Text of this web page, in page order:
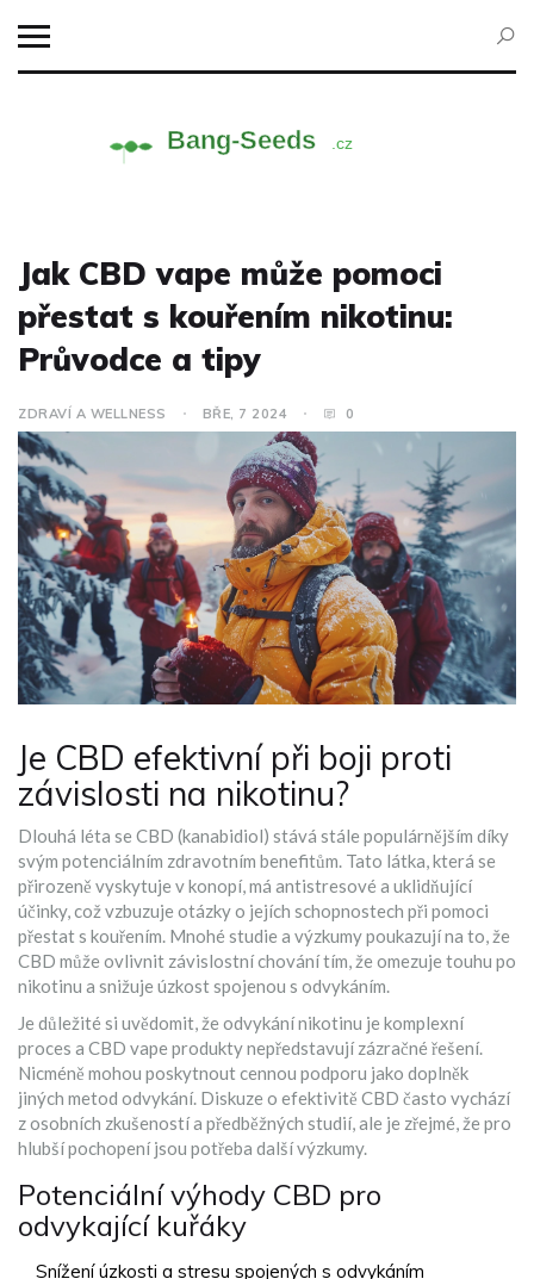
Jak CBD vape může pomoci
přestat s kouřením nikotinu:
Průvodce a tipy
ZDRAVÍ A WELLNESS BŘE, 7 2024 0
Je CBD efektivní při boji proti
závislosti na nikotinu?
Dlouhá léta se CBD (kanabidiol) stává stále populárnějším díky
svým potenciálním zdravotním benefitům. Tato látka, která se
přirozeně vyskytuje v konopí, má antistresové a uklidňující
účinky, což vzbuzuje otázky o jejích schopnostech při pomoci
přestat s kouřením. Mnohé studie a výzkumy poukazují na to, že
CBD může ovlivnit závislostní chování tím, že omezuje touhu po
nikotinu a snižuje úzkost spojenou s odvykáním.
Je důležité si uvědomit, že odvykání nikotinu je komplexní
proces a CBD vape produkty nepředstavují zázračné řešení.
Nicméně mohou poskytnout cennou podporu jako doplněk
jiných metod odvykání. Diskuze o efektivitě CBD často vychází
z osobních zkušeností a předběžných studií, ale je zřejmé, že pro
hlubší pochopení jsou potřeba další výzkumy.
Potenciální výhody CBD pro
odvykající kuřáky
Snížení úzkosti a stresu spojených s odvykáním